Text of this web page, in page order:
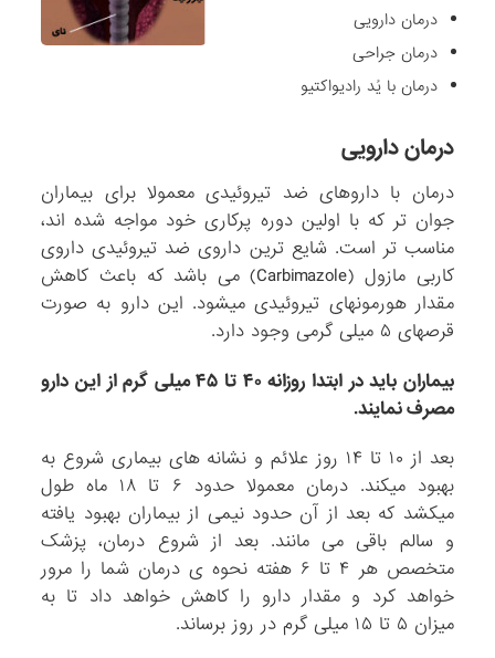
درمان دارویی
درمان جراحی
درمان با یُد رادیواکتیو
درمان دارویی
درمان با داروهای ضد تیروئیدی معمولا برای بیماران
جوان تر که با اولین دوره پرکاری خود مواجه شده اند،
مناسب تر است. شایع ترین داروی ضد تیروئیدی داروی
کاربی مازول (Carbimazole) می باشد که باعث کاهش
مقدار هورمونهای تیروئیدی میشود. این دارو به صورت
قرصهای ۵ میلی گرمی وجود دارد.
بیماران باید در ابتدا روزانه ۴۰ تا ۴۵ میلی گرم از این دارو
مصرف نمایند.
بعد از ۱۰ تا ۱۴ روز علائم و نشانه های بیماری شروع به
بهبود میکند. درمان معمولا حدود ۶ تا ۱۸ ماه طول
میکشد که بعد از آن حدود نیمی از بیماران بهبود یافته
و سالم باقی می مانند. بعد از شروع درمان، پزشک
متخصص هر ۴ تا ۶ هفته نحوه ی درمان شما را مرور
خواهد کرد و مقدار دارو را کاهش خواهد داد تا به
میزان ۵ تا ۱۵ میلی گرم در روز برساند.